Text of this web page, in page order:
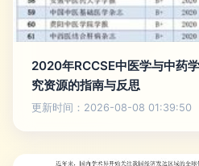
2020年RCCSE中医学与中药
究资源的指南与反思
更新时间：2026-08-08 01:39:50